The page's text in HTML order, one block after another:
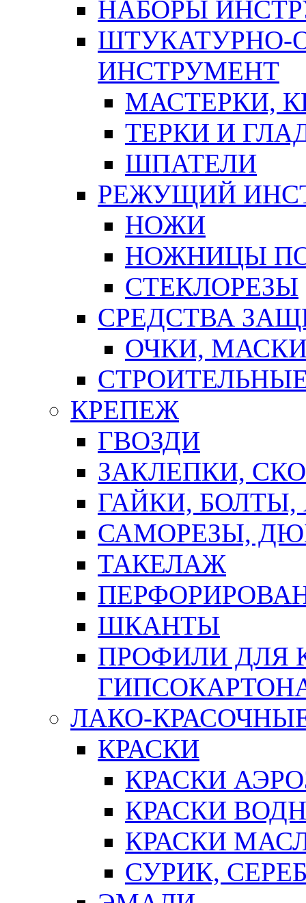
НАБОРЫ
ШТУКАТУРНО-
ИНСТРУМЕНТ
МАСТЕРКИ,
ТЕРКИ И
ШПАТЕЛИ
РЕЖУЩИЙ
НОЖИ
НОЖНИЦЫ
СТЕКЛОРЕЗЫ
СРЕДСТВА
ОЧКИ,
КРЕПЕЖ
ГВОЗДИ
ЗАКЛЕПКИ,
ГАЙКИ,
САМОРЕЗЫ,
ТАКЕЛАЖ
ШКАНТЫ
ПРОФИЛИ ДЛЯ
ЛАКО-
КРАСКИ
КРАСКИ
КРАСКИ
КРАСКИ
СУРИК,